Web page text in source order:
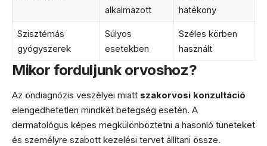
alkalmazott
hatékony
Szisztémás
gyógyszerek
Súlyos
esetekben
Széles körben
használt
Mikor forduljunk orvoshoz?
Az öndiagnózis veszélyei miatt szakorvosi konzultáció
elengedhetetlen mindkét betegség esetén. A
dermatológus képes megkülönböztetni a hasonló tüneteket
és személyre szabott kezelési tervet állítani össze.